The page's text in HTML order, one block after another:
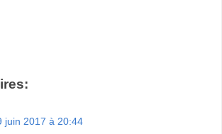
juin 2017 à 20:44